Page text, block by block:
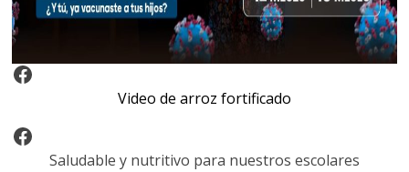
Video Arroz Fortificado
Video de arroz fortificado
Facebook
Saludable y nutritivo para nuestros escolares